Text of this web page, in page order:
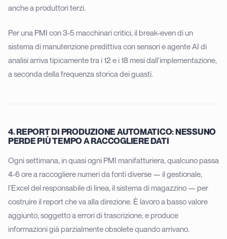
anche a produttori terzi.
Per una PMI con 3-5 macchinari critici, il break-even di un
sistema di manutenzione predittiva con sensori e agente AI di
analisi arriva tipicamente tra i 12 e i 18 mesi dall'implementazione,
a seconda della frequenza storica dei guasti.
4. REPORT DI PRODUZIONE AUTOMATICO: NESSUNO
PERDE PIÙ TEMPO A RACCOGLIERE DATI
Ogni settimana, in quasi ogni PMI manifatturiera, qualcuno passa
4-6 ore a raccogliere numeri da fonti diverse — il gestionale,
l'Excel del responsabile di linea, il sistema di magazzino — per
costruire il report che va alla direzione. È lavoro a basso valore
aggiunto, soggetto a errori di trascrizione, e produce
informazioni già parzialmente obsolete quando arrivano.